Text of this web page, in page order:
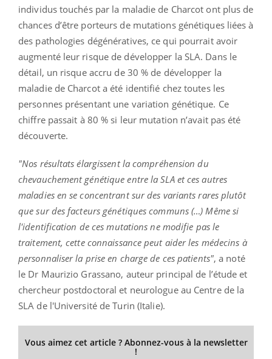
individus touchés par la maladie de Charcot ont plus de
chances d’être porteurs de mutations génétiques liées à
des pathologies dégénératives, ce qui pourrait avoir
augmenté leur risque de développer la SLA. Dans le
détail, un risque accru de 30 % de développer la
maladie de Charcot a été identifié chez toutes les
personnes présentant une variation génétique. Ce
chiffre passait à 80 % si leur mutation n’avait pas été
découverte.
"Nos résultats élargissent la compréhension du
chevauchement génétique entre la SLA et ces autres
maladies en se concentrant sur des variants rares plutôt
que sur des facteurs génétiques communs (…) Même si
l'identification de ces mutations ne modifie pas le
traitement, cette connaissance peut aider les médecins à
personnaliser la prise en charge de ces patients", a noté
le Dr Maurizio Grassano, auteur principal de l’étude et
chercheur postdoctoral et neurologue au Centre de la
SLA de l'Université de Turin (Italie).
Vous aimez cet article ? Abonnez-vous à la newsletter
!